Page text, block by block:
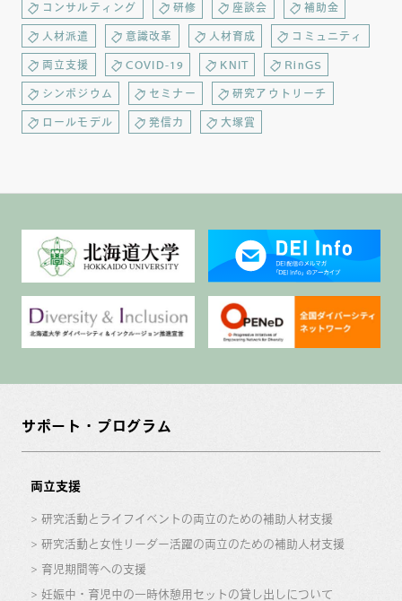
コンサルティング 研修 座談会 補助金
人材派遣 意識改革 人材育成 コミュニティ
両立支援 COVID-19 KNIT RinGS
シンポジウム セミナー 研究アウトリーチ
ロールモデル 発信力 大塚賞
サポート・プログラム
両立支援
研究活動とライフイベントの両立のための補助人材支援
研究活動と女性リーダー活躍の両立のための補助人材支援
育児期間等への支援
妊娠中・育児中の一時休憩用セットの貸し出しについて